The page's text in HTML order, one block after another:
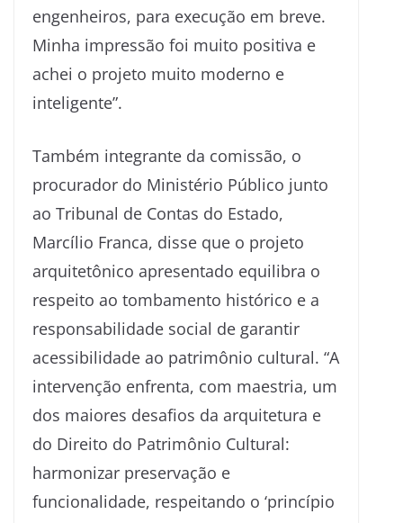
engenheiros, para execução em breve.
Minha impressão foi muito positiva e
achei o projeto muito moderno e
inteligente”.
Também integrante da comissão, o
procurador do Ministério Público junto
ao Tribunal de Contas do Estado,
Marcílio Franca, disse que o projeto
arquitetônico apresentado equilibra o
respeito ao tombamento histórico e a
responsabilidade social de garantir
acessibilidade ao patrimônio cultural. “A
intervenção enfrenta, com maestria, um
dos maiores desafios da arquitetura e
do Direito do Patrimônio Cultural:
harmonizar preservação e
funcionalidade, respeitando o ‘princípio